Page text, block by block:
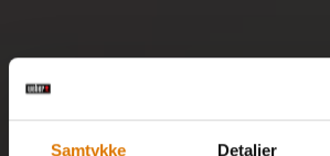
Samtykke Detaljer